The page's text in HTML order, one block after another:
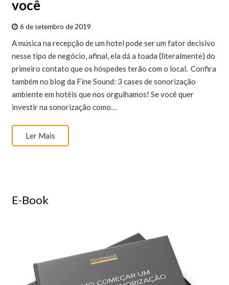
você
6 de setembro de 2019
A música na recepção de um hotel pode ser um fator decisivo
nesse tipo de negócio, afinal, ela dá a toada (literalmente) do
primeiro contato que os hóspedes terão com o local. Confira
também no blog da Fine Sound: 3 cases de sonorização
ambiente em hotéis que nos orgulhamos! Se você quer
investir na sonorização como…
Ler Mais
E-Book